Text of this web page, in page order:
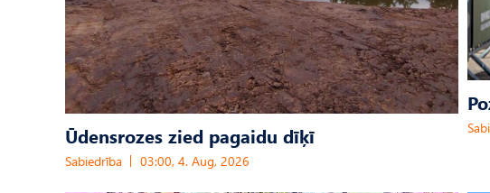
Ūdensrozes zied pagaidu dīķī
Sabiedrība 03:00, 4. Aug, 2026